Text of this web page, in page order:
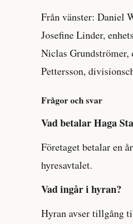
Från vänster: Daniel
Josefine Linder,
Niclas
Pettersson,
Frågor och svar
Vad betalar Haga
Företaget betalar en
hyresavtalet.
Vad ingår i hyran?
Hyran avser tillgång